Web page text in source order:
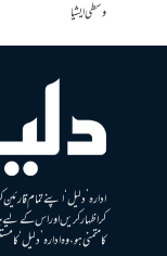
وسطی ایشیا
ادارہ ’دلیل‘ اپنے تمام
کر اظہار کریں اور اس کے
کا متمنی ہو، وہ ادارہ